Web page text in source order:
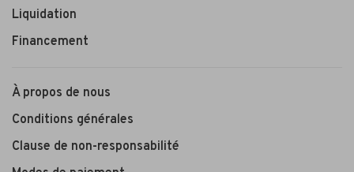
Liquidation
Financement
À propos de nous
Conditions générales
Clause de non-responsabilité